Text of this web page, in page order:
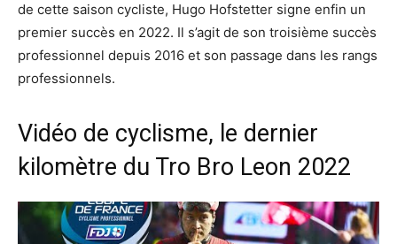
de cette saison cycliste, Hugo Hofstetter signe enfin un
premier succès en 2022. Il s’agit de son troisième succès
professionnel depuis 2016 et son passage dans les rangs
professionnels.
Vidéo de cyclisme, le dernier
kilomètre du Tro Bro Leon 2022